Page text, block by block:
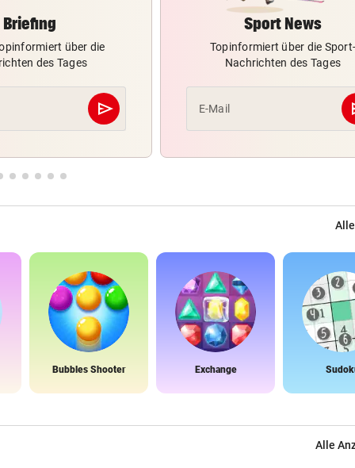
Briefing
über die
des Tages
send
Abschicken
Sport News
Topinformiert über die Sport-
Nachrichten des Tages
E-Mail
Bubbles Shooter Exchange
Alle